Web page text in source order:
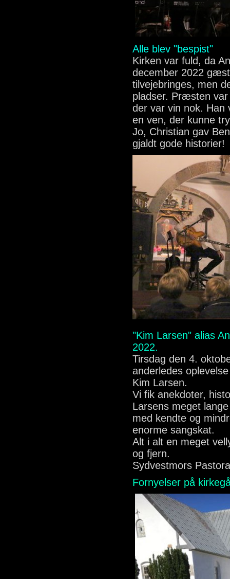
Alle blev "bespist"
Kirken var fuld, da
december 2022
tilvejebringes, men
pladser. Præsten
der var vin nok. Han
en ven, der kunne
Jo, Christian gav
gjaldt gode historier!
"Kim Larsen" alias
2022.
Tirsdag den 4.
anderledes
Kim Larsen.
Vi fik anekdoter,
Larsens meget
med kendte og
enorme sangskat.
Alt i alt en meget
og fjern.
Sydvestmors
Fornyelser på